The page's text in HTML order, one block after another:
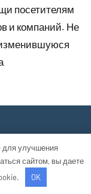
посетителям
и компаний. Не
для улучшения
сайтом, вы даете
OK